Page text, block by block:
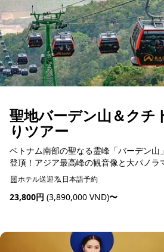
聖地バーデン山＆クチ
りツアー
ベトナム南部の聖なる霊峰「バーデン山
登頂！アジア最高峰の観音像と大パノラ
を驚かせた地下迷宮「クチトンネル」で
締めくくりは、クチ名物の絶品仔牛肉炭
る...
ホテル送迎 日本語予約
23,800円 (3,890,000 VND)〜